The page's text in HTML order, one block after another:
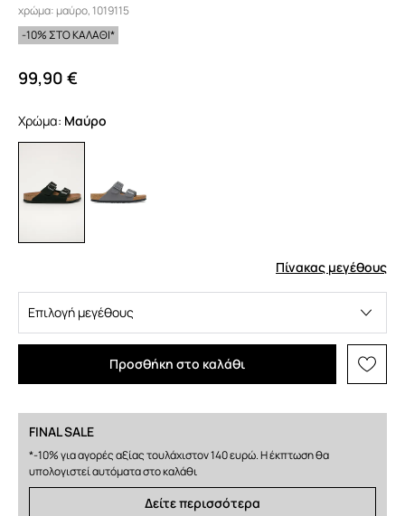
χρώμα: μαύρο, 1019115
-10% ΣΤΟ ΚΑΛΑΘΙ*
99,90 €
Χρώμα: μαύρο
Πίνακας μεγέθους
Επιλογή μεγέθους
Προσθήκη στο καλάθι
FINAL SALE
*-10% για αγορές αξίας τουλάχιστον 140 ευρώ. Η έκπτωση θα
υπολογιστεί αυτόματα στο καλάθι
Δείτε περισσότερα